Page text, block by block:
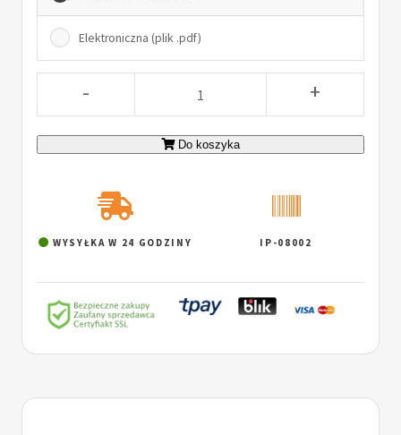
Elektroniczna (plik .pdf)
- +
Do koszyka
WYSYŁKA W 24 GODZINY IP-08002